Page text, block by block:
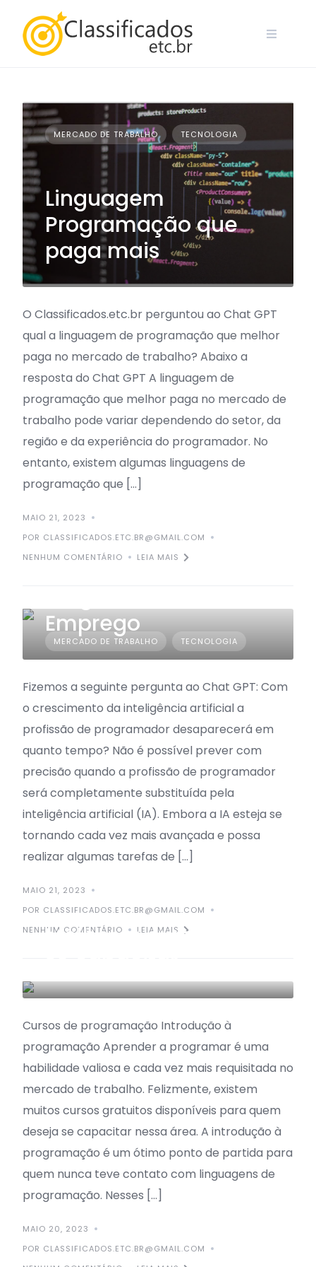
content
MERCADO DE TRABALHO TECNOLOGIA
Linguagem
Programação que
paga mais
O Classificados.etc.br perguntou ao Chat GPT
qual a linguagem de programação que melhor
paga no mercado de trabalho? Abaixo a
resposta do Chat GPT A linguagem de
programação que melhor paga no mercado de
trabalho pode variar dependendo do setor, da
região e da experiência do programador. No
entanto, existem algumas linguagens de
programação que […]
MAIO 21, 2023
POR CLASSIFICADOS.ETC.BR@GMAIL.COM
NENHUM COMENTÁRIO
LEIA MAIS
MERCADO DE TRABALHO TECNOLOGIA
Emprego
Fizemos a seguinte pergunta ao Chat GPT: Com
o crescimento da inteligência artificial a
profissão de programador desaparecerá em
quanto tempo? Não é possível prever com
precisão quando a profissão de programador
será completamente substituída pela
inteligência artificial (IA). Embora a IA esteja se
tornando cada vez mais avançada e possa
realizar algumas tarefas de […]
MAIO 21, 2023
POR CLASSIFICADOS.ETC.BR@GMAIL.COM
NENHUM COMENTÁRIO
LEIA MAIS
Melhores cursos para
Cursos de programação Introdução à
programação Aprender a programar é uma
habilidade valiosa e cada vez mais requisitada no
mercado de trabalho. Felizmente, existem
muitos cursos gratuitos disponíveis para quem
deseja se capacitar nessa área. A introdução à
programação é um ótimo ponto de partida para
quem nunca teve contato com linguagens de
programação. Nesses […]
MAIO 20, 2023
POR CLASSIFICADOS.ETC.BR@GMAIL.COM